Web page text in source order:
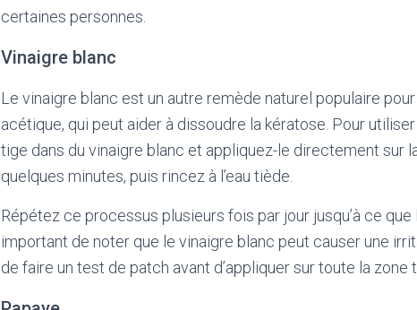
certaines personnes.
Vinaigre blanc
Le vinaigre blanc est un autre remède naturel populaire
acétique, qui peut aider à dissoudre la kératose. Pour
tige dans du vinaigre blanc et appliquez-le directement sur
quelques minutes, puis rincez à l’eau tiède.
Répétez ce processus plusieurs fois par jour jusqu’à ce
important de noter que le vinaigre blanc peut causer une
de faire un test de patch avant d’appliquer sur toute la zone